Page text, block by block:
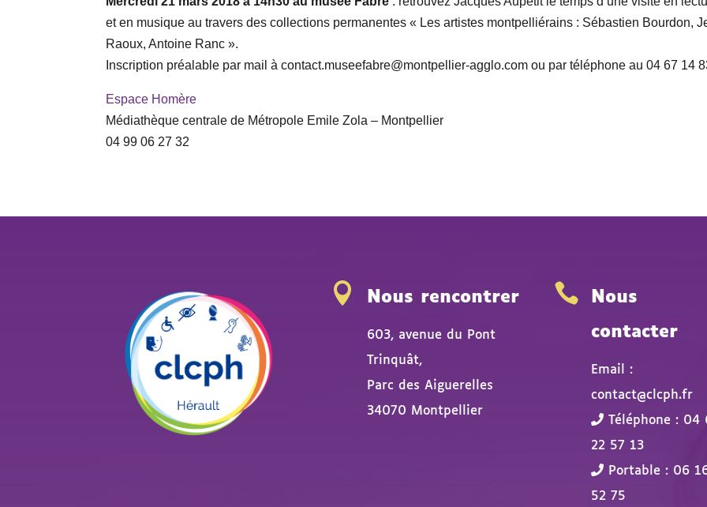
et en musique au travers des collections permanentes « Les artistes montpelliérains : Sébastien Bourdon,
Raoux, Antoine Ranc ».
Inscription préalable par mail à contact.museefabre@montpellier-agglo.com ou par téléphone au 04 67 14
Espace Homère
Médiathèque centrale de Métropole Emile Zola – Montpellier
04 99 06 27 32
 Nous rencontrer
603, avenue du Pont
Trinquât,
Parc des Aiguerelles
34070 Montpellier

Nous
contacter
Email :
contact@clcph.fr
Téléphone : 04
22 57 13
Portable : 06
52 75